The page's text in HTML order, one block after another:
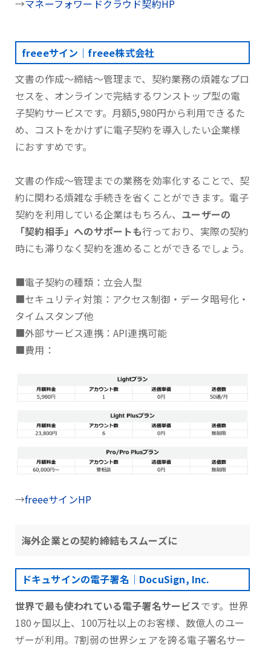
→マネーフォワードクラウド契約HP
freeeサイン｜freee株式会社
文書の作成～締結～管理まで、契約業務の煩雑なプロ
セスを、オンラインで完結するワンストップ型の電
子契約サービスです。月額5,980円から利用できるた
め、コストをかけずに電子契約を導入したい企業様
におすすめです。
文書の作成～管理までの業務を効率化することで、契
約に関わる煩雑な手続きを省くことができます。電子
契約を利用している企業はもちろん、 ユーザーの
「契約相手」へのサポートも行っており、実際の契約
時にも滞りなく契約を進めることができるでしょう。
■電子契約の種類：立会人型
■セキュリティ対策：アクセス制御・データ暗号化・
タイムスタンプ他
■外部サービス連携：API連携可能
■費用：
→freeeサインHP
海外企業との契約締結もスムーズに
ドキュサインの電子署名｜DocuSign, Inc.
世界で最も使われている電子署名サービスです。世界
180ヶ国以上、100万社以上のお客様、数億人のユー
ザーが利用。7割弱の世界シェアを誇る電子署名サー